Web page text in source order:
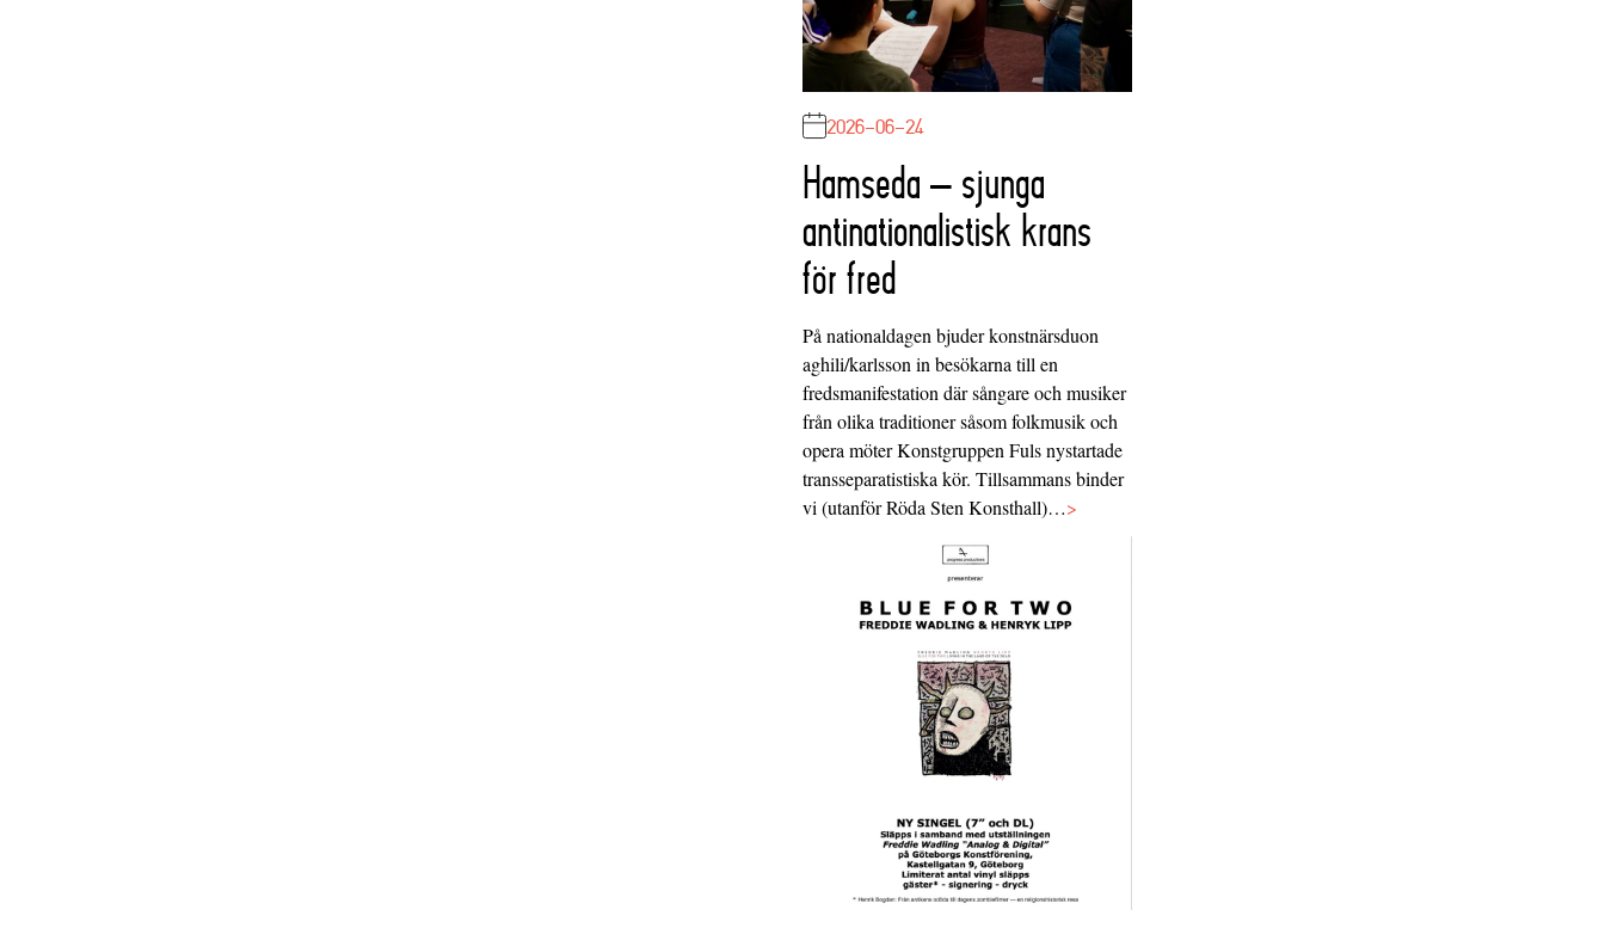
2026-06-24
Hamseda – sjunga
antinationalistisk krans
för fred
På nationaldagen bjuder konstnärsduon
aghili/karlsson in besökarna till en
fredsmanifestation där sångare och musiker
från olika traditioner såsom folkmusik och
opera möter Konstgruppen Fuls nystartade
transseparatistiska kör. Tillsammans binder
vi (utanför Röda Sten Konsthall)…>